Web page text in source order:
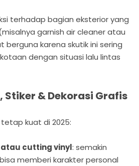
terhadap bagian eksterior yang
garnish air cleaner atau
karena skutik ini sering
dengan situasi lalu lintas
Stiker & Dekorasi Grafis
kuat di 2025:
cutting vinyl: semakin
memberi karakter personal